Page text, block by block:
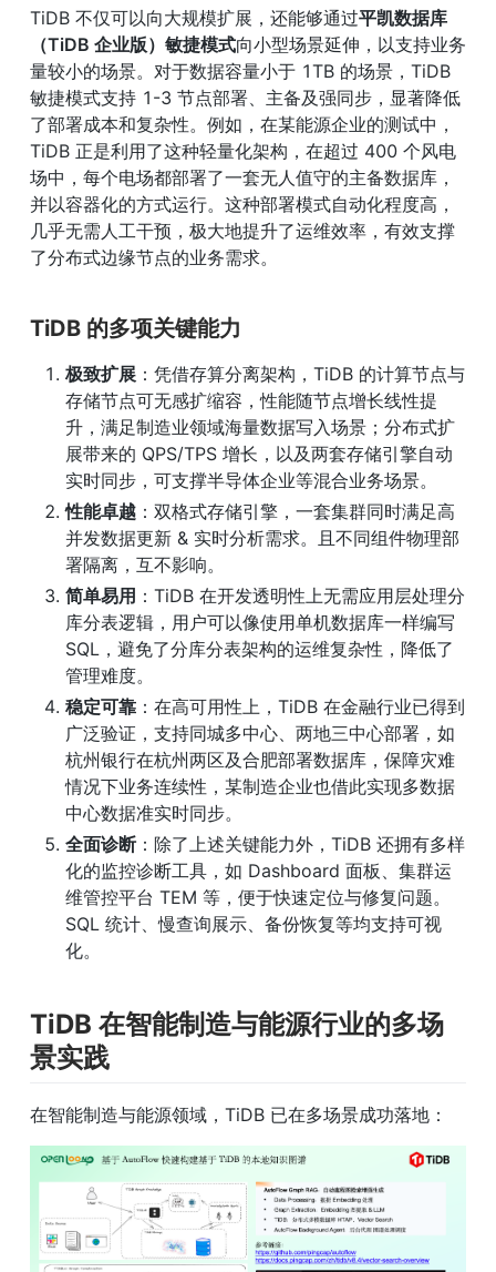
TiDB 不仅可以向大规模扩展，还能够通过平凯数据库
（TiDB 企业版）敏捷模式向小型场景延伸，以支持业务
量较小的场景。对于数据容量小于 1TB 的场景，TiDB
敏捷模式支持 1-3 节点部署、主备及强同步，显著降低
了部署成本和复杂性。例如，在某能源企业的测试中，
TiDB 正是利用了这种轻量化架构，在超过 400 个风电
场中，每个电场都部署了一套无人值守的主备数据库，
并以容器化的方式运行。这种部署模式自动化程度高，
几乎无需人工干预，极大地提升了运维效率，有效支撑
了分布式边缘节点的业务需求。
TiDB 的多项关键能力
极致扩展 ：凭借存算分离架构，TiDB 的计算节点与
存储节点可无感扩缩容，性能随节点增长线性提
升，满足制造业领域海量数据写入场景；分布式扩
展带来的 QPS/TPS 增长，以及两套存储引擎自动
实时同步，可支撑半导体企业等混合业务场景。
性能卓越 ：双格式存储引擎，一套集群同时满足高
并发数据更新 & 实时分析需求。且不同组件物理部
署隔离，互不影响。
简单易用 ：TiDB 在开发透明性上无需应用层处理分
库分表逻辑，用户可以像使用单机数据库一样编写
SQL，避免了分库分表架构的运维复杂性，降低了
管理难度。
稳定可靠 ：在高可用性上，TiDB 在金融行业已得到
广泛验证，支持同城多中心、两地三中心部署，如
杭州银行在杭州两区及合肥部署数据库，保障灾难
情况下业务连续性，某制造企业也借此实现多数据
中心数据准实时同步。
全面诊断：除了上述关键能力外，TiDB 还拥有多样
化的监控诊断工具，如 Dashboard 面板、集群运
维管控平台 TEM 等，便于快速定位与修复问题。
SQL 统计、慢查询展示、备份恢复等均支持可视
化。
TiDB 在智能制造与能源行业的多场
景实践
在智能制造与能源领域，TiDB 已在多场景成功落地：